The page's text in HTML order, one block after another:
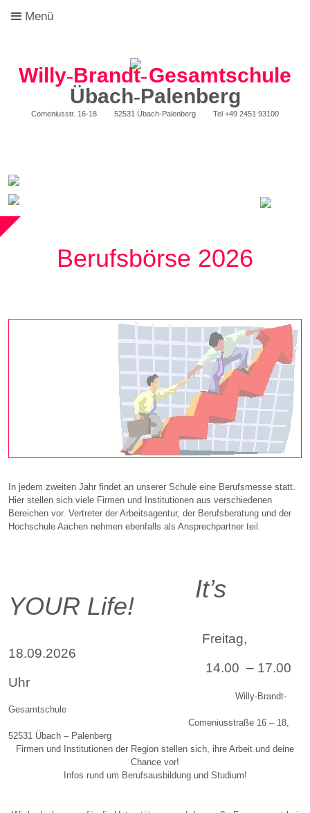
Menü
Willy-Brandt-Gesamtschule
Übach-Palenberg
Comeniusstr. 16-18 52531 Übach-Palenberg Tel +49 2451 93100
Berufsbörse 2026
In jedem zweiten Jahr findet an unserer Schule eine Berufsmesse statt.
Hier stellen sich viele Firmen und Institutionen aus verschiedenen
Bereichen vor. Vertreter der Arbeitsagentur, der Berufsberatung und der
Hochschule Aachen nehmen ebenfalls als Ansprechpartner teil.
It’s
YOUR Life!
Freitag,
18.09.2026
14.00 – 17.00
Uhr
Willy-Brandt-
Gesamtschule
Comeniusstraße 16 – 18,
52531 Übach – Palenberg
Firmen und Institutionen der Region stellen sich, ihre Arbeit und deine
Chance vor!
Infos rund um Berufsausbildung und Studium!